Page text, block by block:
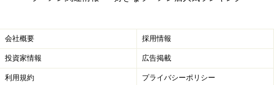
会社概要 採用情報
投資家情報 広告掲載
利用規約 プライバシーポリシー